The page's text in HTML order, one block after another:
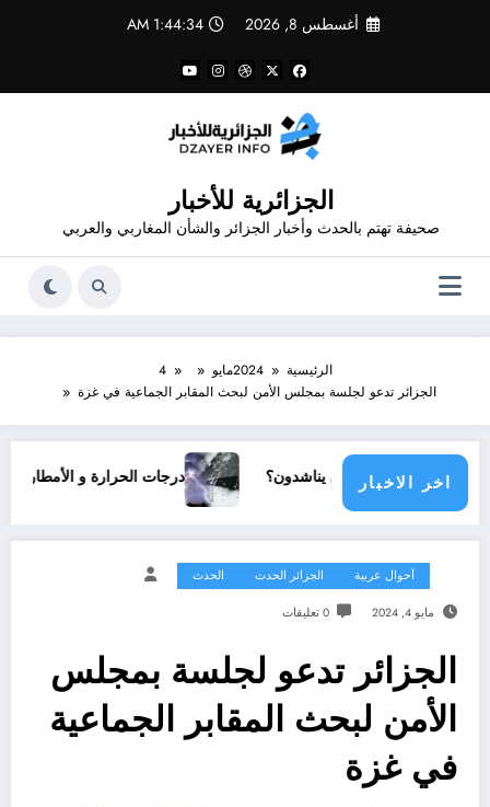
أغسطس 8, 2026 1:44:35 AM
الجزائرية للأخبار
صحيفة تهتم بالحدث وأخبار الجزائر والشأن المغاربي والعربي
الرئيسية 2024مايو
4
الجزائر تدعو لجلسة بمجلس الأمن لبحث المقابر الجماعية في غزة
اخر الاخبار
مجتمع دولي يناشدون؟ درجات الحرارة و الأمطار في سبتمبر 2026 في الجزائر
أحوال عربية الجزائر الحدث الحدث
مايو 4, 2024 0 تعليقات
الجزائر تدعو لجلسة بمجلس
الأمن لبحث المقابر الجماعية
في غزة